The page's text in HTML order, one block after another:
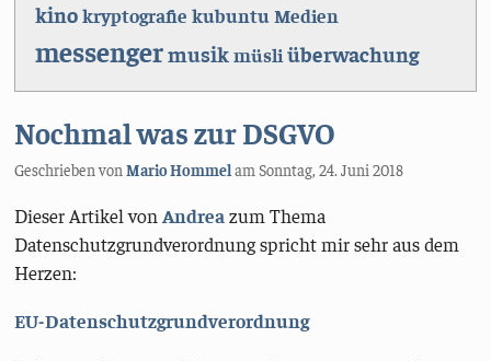
kinokryptografie kubuntuMedien
messengermusikmüsli überwachung
Nochmal was zur DSGVO
Geschrieben vonMario HommelamSonntag, 24. Juni 2018
Dieser Artikel vonAndrea zum Thema
Datenschutzgrundverordnung spricht mir sehr aus dem
Herzen:
EU-Datenschutzgrundverordnung